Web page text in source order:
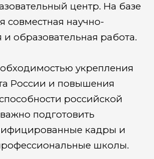
центр. На базе
совместная научно-
образовательная работа.
укрепления
России и повышения
российской
подготовить
кадры и
школы.